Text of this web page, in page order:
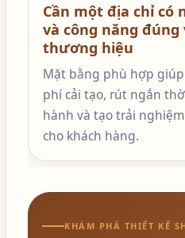
Cần một địa chỉ có
và công năng đúng
thương hiệu
Mặt bằng phù hợp
phí cải tạo, rút ngắn
hành và tạo trải
cho khách hàng.
KHÁM PHÁ THIẾT KẾ